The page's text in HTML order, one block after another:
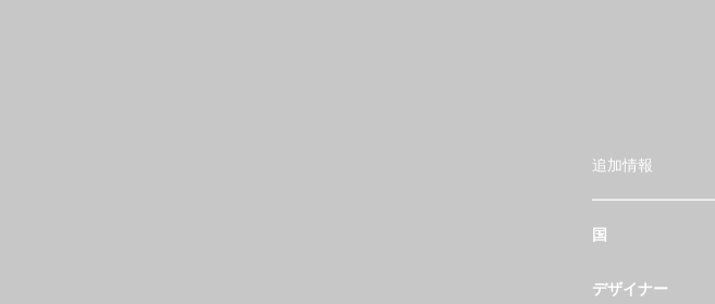
追加情報
国
デザイナー